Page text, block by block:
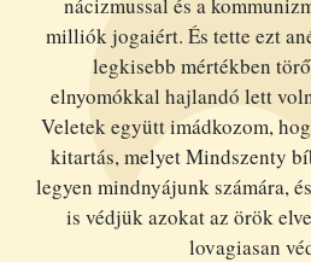
milliók jogaiért. És tette ezt
legkisebb mértékben
elnyomókkal hajlandó lett
Veletek együtt imádkozom,
kitartás, melyet Mindszenty
legyen mindnyájunk számára,
is védjük azokat az örök
lovagiasan